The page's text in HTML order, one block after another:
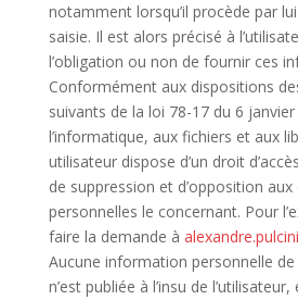
notamment lorsqu’il procède par
saisie. Il est alors précisé à
l’obligation ou non de fournir ces
Conformément aux dispositions
suivants de la loi 78-17 du 6
l’informatique, aux fichiers et aux
utilisateur dispose d’un droit
de suppression et d’opposition aux
personnelles le concernant. Pour
faire la demande à
Aucune information personnelle de
n’est publiée à l’insu de